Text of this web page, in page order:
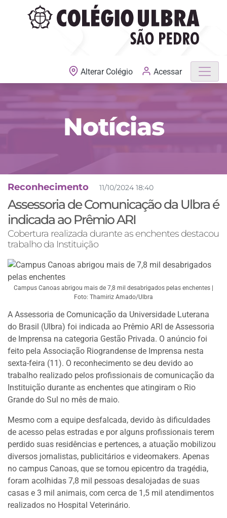
MATRÍCULAS ABERTAS
Alterar Colégio Acessar
Notícias
Reconhecimento 11/10/2024 18:40
Assessoria de Comunicação da Ulbra é
indicada ao Prêmio ARI
Cobertura realizada durante as enchentes destacou
trabalho da Instituição
Campus Canoas abrigou mais de 7,8 mil desabrigados pelas enchentes |
Foto: Thamiriz Amado/Ulbra
A Assessoria de Comunicação da Universidade Luterana
do Brasil (Ulbra) foi indicada ao Prêmio ARI de Assessoria
de Imprensa na categoria Gestão Privada. O anúncio foi
feito pela Associação Riograndense de Imprensa nesta
sexta-feira (11). O reconhecimento se deu devido ao
trabalho realizado pelos profissionais de comunicação da
Instituição durante as enchentes que atingiram o Rio
Grande do Sul no mês de maio.
Mesmo com a equipe desfalcada, devido às dificuldades
de acesso pelas estradas e por alguns profissionais terem
perdido suas residências e pertences, a atuação mobilizou
diversos jornalistas, publicitários e videomakers. Apenas
no campus Canoas, que se tornou epicentro da tragédia,
foram acolhidas 7,8 mil pessoas desalojadas de suas
casas e 3 mil animais, com cerca de 1,5 mil atendimentos
realizados no Hospital Veterinário.